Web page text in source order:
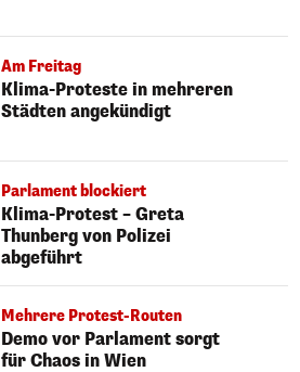
Am Freitag
Klima-Proteste in mehreren
Städten angekündigt
Parlament blockiert
Klima-Protest – Greta
Thunberg von Polizei
abgeführt
Mehrere Protest-Routen
Demo vor Parlament sorgt
für Chaos in Wien